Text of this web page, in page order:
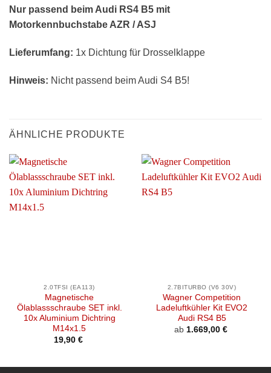
Nur passend beim Audi RS4 B5 mit
Motorkennbuchstabe AZR / ASJ
Lieferumfang: 1x Dichtung für Drosselklappe
Hinweis: Nicht passend beim Audi S4 B5!
ÄHNLICHE PRODUKTE
2.0TFSI (EA113)
Magnetische
Ölablassschraube SET inkl.
10x Aluminium Dichtring
M14x1.5
19,90 €
2.7BITURBO (V6 30V)
Wagner Competition
Ladeluftkühler Kit EVO2
Audi RS4 B5
ab 1.669,00 €